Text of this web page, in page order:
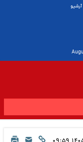
آرشیو